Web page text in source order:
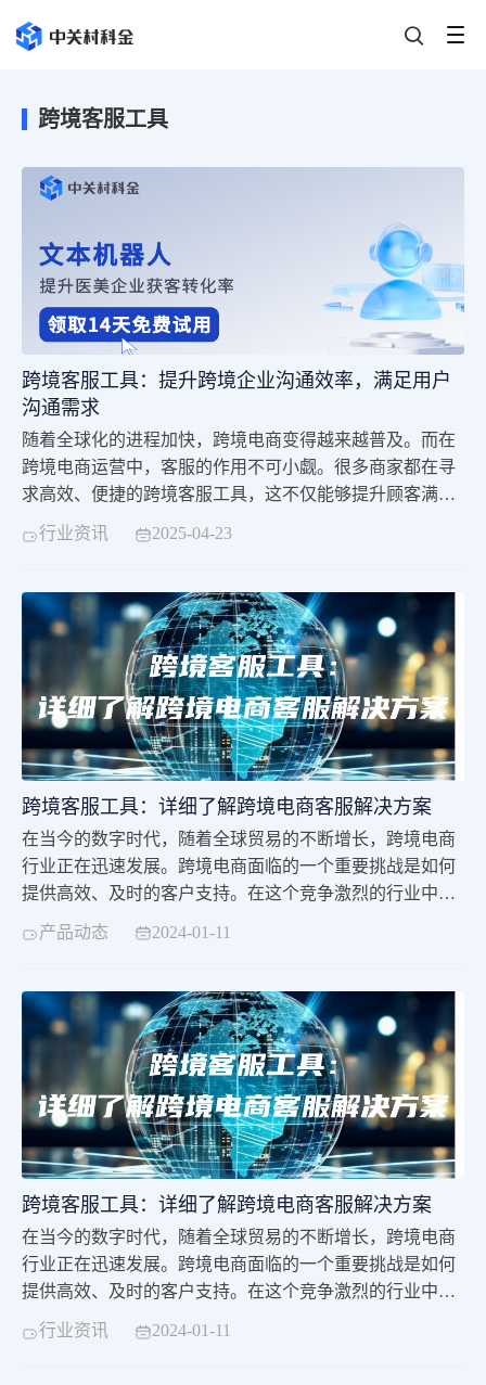
跨境客服工具
跨境客服工具：提升跨境企业沟通效率，满足用户
沟通需求
随着全球化的进程加快，跨境电商变得越来越普及。而在
跨境电商运营中，客服的作用不可小觑。很多商家都在寻
求高效、便捷的跨境客服工具，这不仅能够提升顾客满意
度，还能大幅度提高工作的效率。今天就跟大家聊聊跨境
客服工具的重要性以及相关的回复模板。提升沟通效率在
确。由于存在语言和文化的差异，很多时候简单的文字交
流可能会造成误解。使用跨境客服工具，商家可以提前设
行业资讯 2025-04-23
跨境客服工具：详细了解跨境电商客服解决方案
在当今的数字时代，随着全球贸易的不断增长，跨境电商
行业正在迅速发展。跨境电商面临的一个重要挑战是如何
提供高效、及时的客户支持。在这个竞争激烈的行业中，
为了与竞争对手保持竞争力，跨境电商需要具备一流的客
产品动态 2024-01-11
跨境客服工具：详细了解跨境电商客服解决方案
在当今的数字时代，随着全球贸易的不断增长，跨境电商
行业正在迅速发展。跨境电商面临的一个重要挑战是如何
提供高效、及时的客户支持。在这个竞争激烈的行业中，
为了与竞争对手保持竞争力，跨境电商需要具备一流的客
服工具。跨境客服工具是跨境电商成功的关键因素之一。
行业资讯 2024-01-11